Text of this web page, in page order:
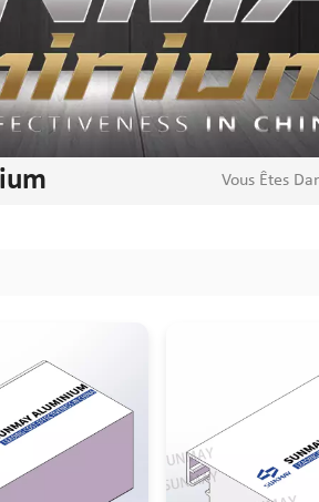
Vous Êtes